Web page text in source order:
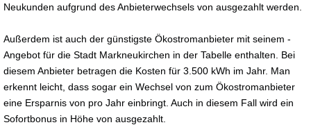
Neukunden aufgrund des Anbieterwechsels von ausgezahlt werden.
Außerdem ist auch der günstigste Ökostromanbieter mit seinem -
Angebot für die Stadt Markneukirchen in der Tabelle enthalten. Bei
diesem Anbieter betragen die Kosten für 3.500 kWh im Jahr. Man
erkennt leicht, dass sogar ein Wechsel von zum Ökostromanbieter
eine Ersparnis von pro Jahr einbringt. Auch in diesem Fall wird ein
Sofortbonus in Höhe von ausgezahlt.